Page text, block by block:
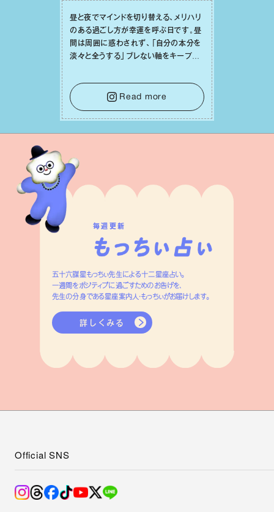
昼と夜でマインドを切り替える、メリハリ
のある過ごし⽅が幸運を呼ぶ⽇です。昼
間は周囲に惑わされず、「⾃分の本分を
淡々と全うする」ブレない軸をキープし
⾔葉に流されないよう、⼼にしっかりブ
レーキをかけること。この意識の切り替
えが、あなたに確かな安⼼感をもたらす
はずです。
Read more
毎週更新
五十六謀星もっちぃ先生による十二星座占い。
一週間をポジティブに過ごすためのお告げを、
先生の分身である星座案内人・もっちぃがお届けします。
詳しくみる
Official SNS